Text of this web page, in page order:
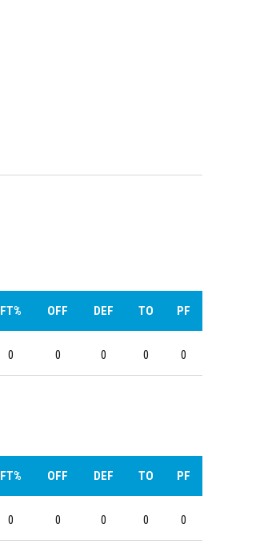
FT% OFF DEF TO PF
0 0 0 0 0
FT% OFF DEF TO PF
0 0 0 0 0